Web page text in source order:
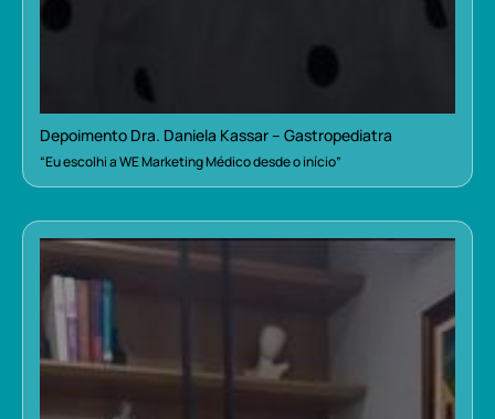
Depoimento Dra. Daniela Kassar – Gastropediatra
“Eu escolhi a WE Marketing Médico desde o início”